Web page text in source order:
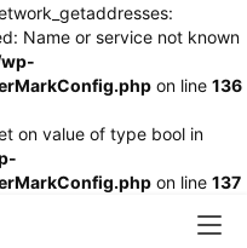
Name or service not known
on line 136
on value of type bool in
on line 137